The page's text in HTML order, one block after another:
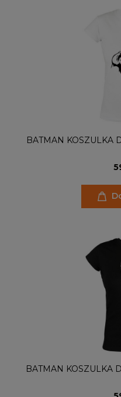
BATMAN KOSZULKA
BATMAN KOSZULKA